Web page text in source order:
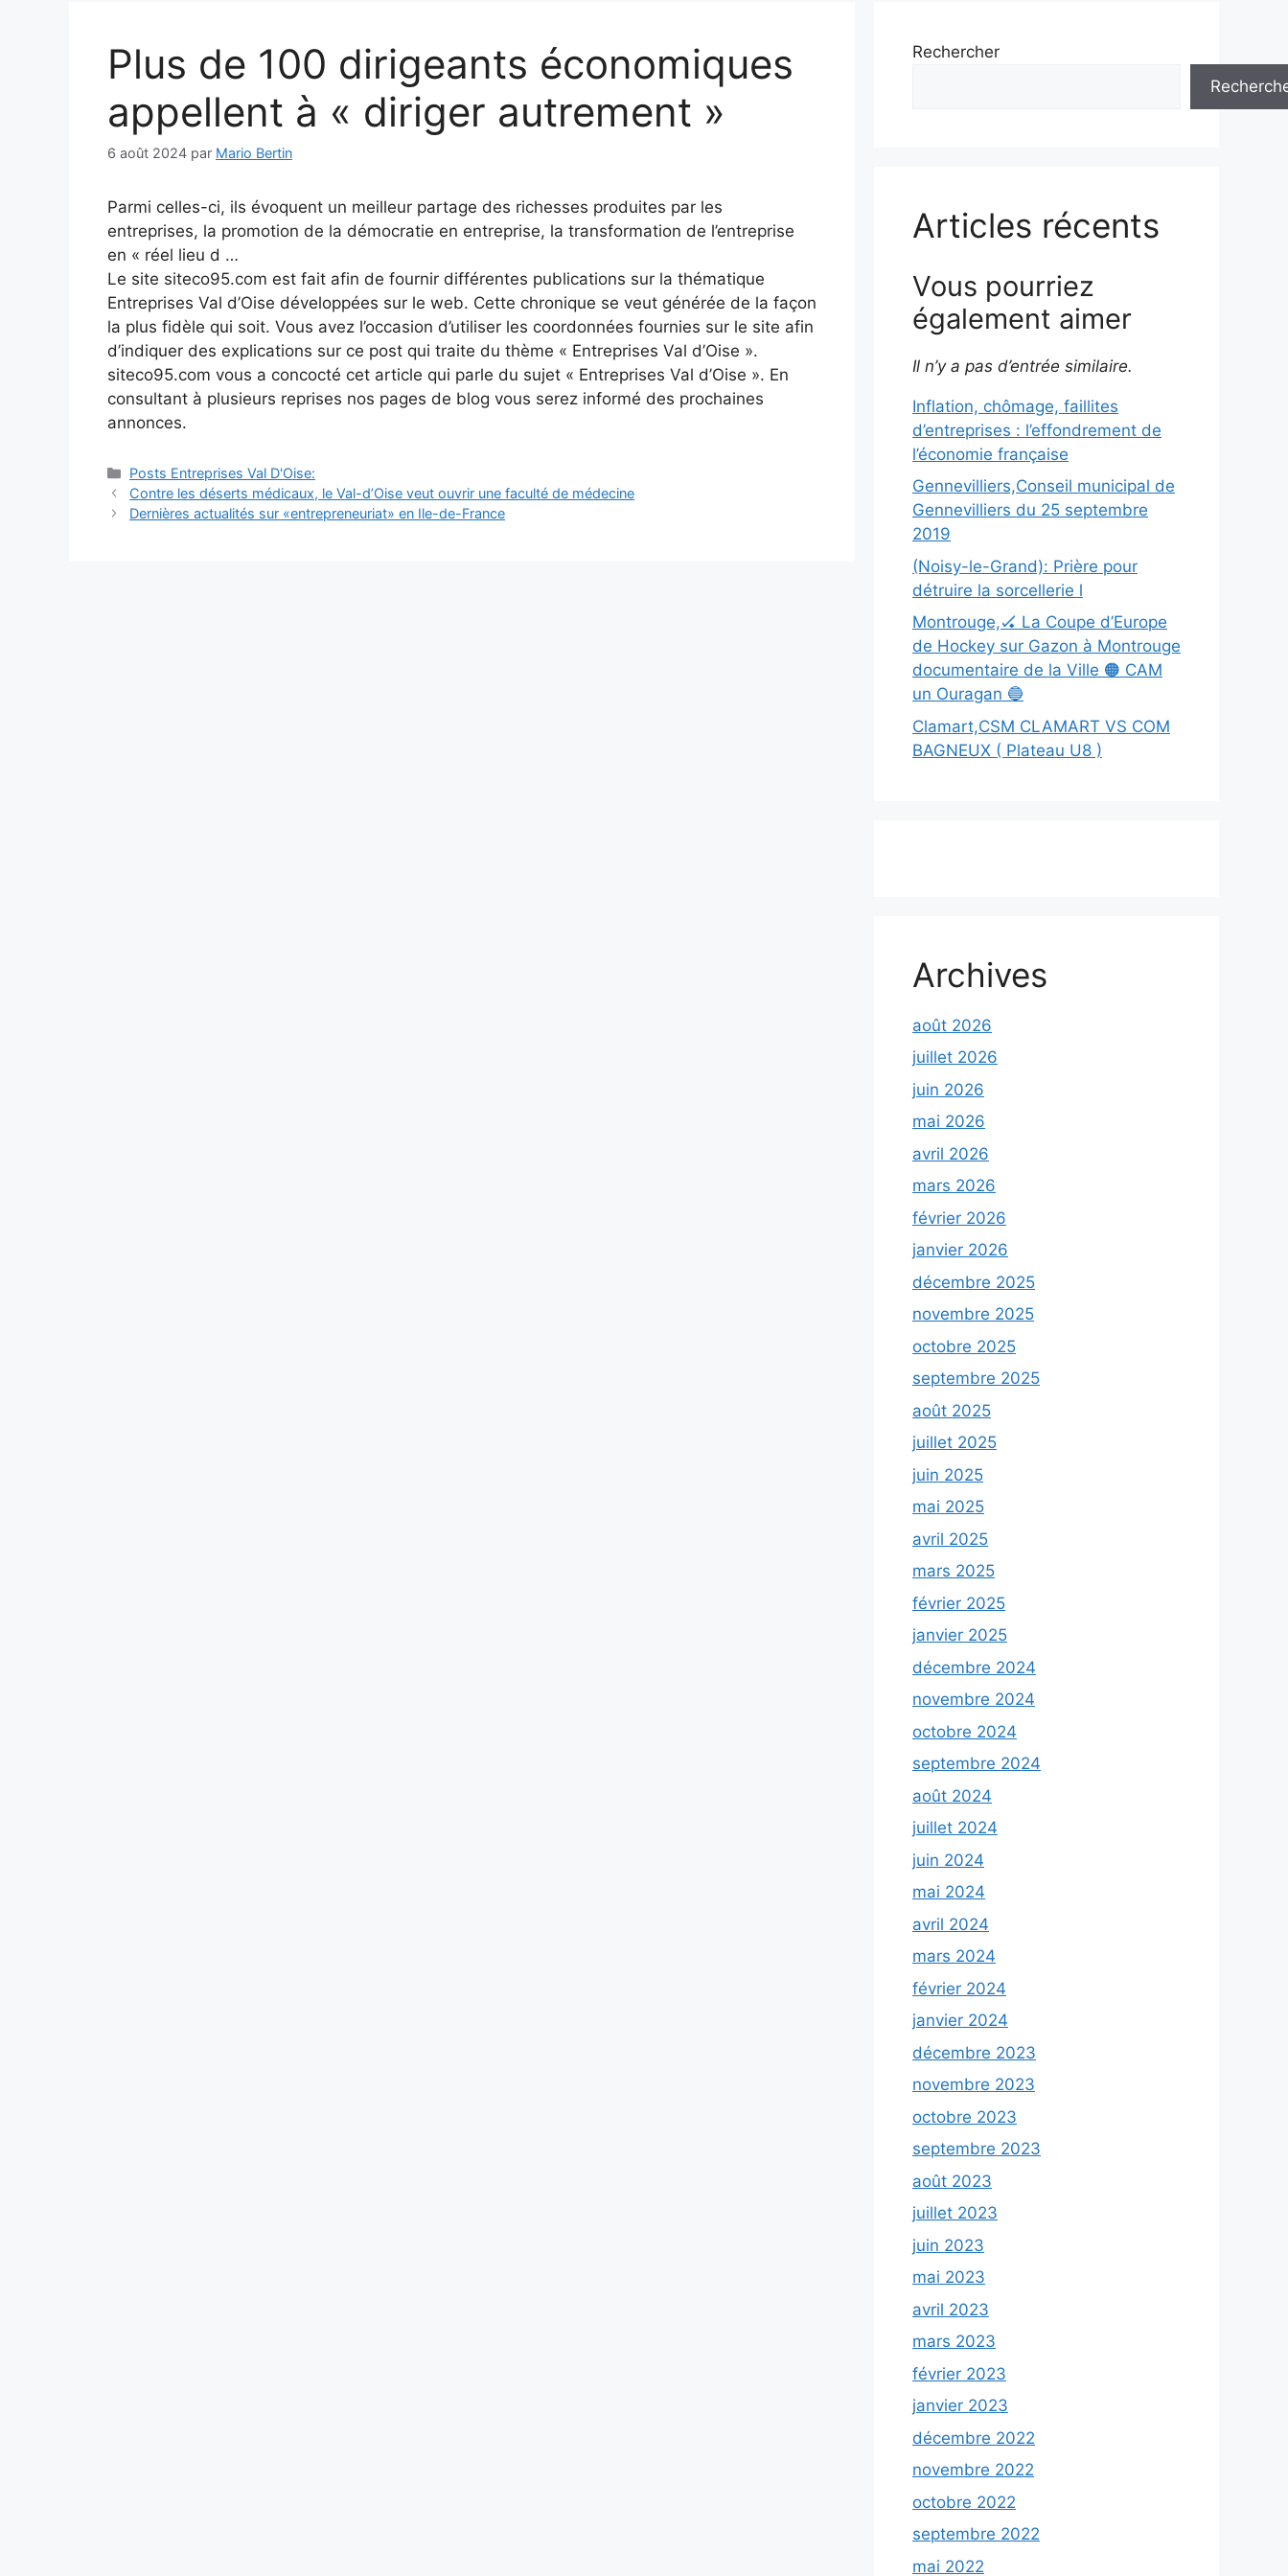
Plus de 100 dirigeants économiques
appellent à « diriger autrement »
6 août 2024 par Mario Bertin
Parmi celles-ci, ils évoquent un meilleur partage des richesses produites par les
entreprises, la promotion de la démocratie en entreprise, la transformation de l’entreprise
en « réel lieu d …
Le site siteco95.com est fait afin de fournir différentes publications sur la thématique
Entreprises Val d’Oise développées sur le web. Cette chronique se veut générée de la façon
la plus fidèle qui soit. Vous avez l’occasion d’utiliser les coordonnées fournies sur le site afin
d’indiquer des explications sur ce post qui traite du thème « Entreprises Val d’Oise ».
siteco95.com vous a concocté cet article qui parle du sujet « Entreprises Val d’Oise ». En
consultant à plusieurs reprises nos pages de blog vous serez informé des prochaines
annonces.
Catégories
Posts Entreprises Val D'Oise:
Navigation
des
Contre les déserts médicaux, le Val-d’Oise veut ouvrir une faculté de médecine
Dernières actualités sur «entrepreneuriat» en Ile-de-France
Rechercher
Articles récents
Vous pourriez
également aimer
Il n’y a pas d’entrée similaire.
Inflation, chômage, faillites
d’entreprises : l’effondrement de
l’économie française
Gennevilliers,Conseil municipal de
Gennevilliers du 25 septembre
2019
(Noisy-le-Grand): Prière pour
détruire la sorcellerie l
Montrouge,🏑 La Coupe d’Europe
de Hockey sur Gazon à Montrouge
documentaire de la Ville 🟠 CAM
un Ouragan 🔵
Clamart,CSM CLAMART VS COM
BAGNEUX ( Plateau U8 )
Archives
août 2026
juillet 2026
juin 2026
mai 2026
avril 2026
mars 2026
février 2026
janvier 2026
décembre 2025
novembre 2025
octobre 2025
septembre 2025
août 2025
juillet 2025
juin 2025
mai 2025
avril 2025
mars 2025
février 2025
janvier 2025
décembre 2024
novembre 2024
octobre 2024
septembre 2024
août 2024
juillet 2024
juin 2024
mai 2024
avril 2024
mars 2024
février 2024
janvier 2024
décembre 2023
novembre 2023
octobre 2023
septembre 2023
août 2023
juillet 2023
juin 2023
mai 2023
avril 2023
mars 2023
février 2023
janvier 2023
décembre 2022
novembre 2022
octobre 2022
septembre 2022
mai 2022